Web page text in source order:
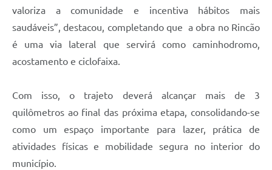
valoriza a comunidade e incentiva hábitos mais
saudáveis”, destacou, completando que a obra no Rincão
é uma via lateral que servirá como caminhodromo,
acostamento e ciclofaixa.
Com isso, o trajeto deverá alcançar mais de 3
quilômetros ao final das próxima etapa, consolidando-se
como um espaço importante para lazer, prática de
atividades físicas e mobilidade segura no interior do
município.